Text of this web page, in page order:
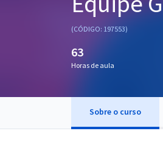
Questões grátis
(CÓDIGO: 197553)
63
Horas de aula
Sobre o curso